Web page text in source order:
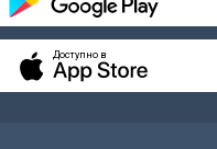
Доступно в